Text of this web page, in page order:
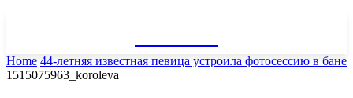
Home 44-летняя известная певица устроила фотосессию в бане
1515075963_koroleva